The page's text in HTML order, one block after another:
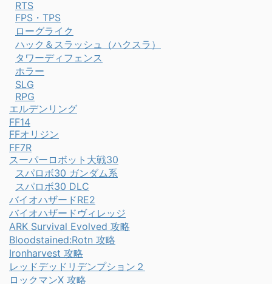
RTS
FPS・TPS
ローグライク
ハック＆スラッシュ（ハクスラ）
タワーディフェンス
ホラー
SLG
RPG
エルデンリング
FF14
FFオリジン
FF7R
スーパーロボット大戦30
スパロボ30 ガンダム系
スパロボ30 DLC
バイオハザードRE2
バイオハザードヴィレッジ
ARK Survival Evolved 攻略
Bloodstained:Rotn 攻略
Ironharvest 攻略
レッドデッドリデンプション２
ロックマンX 攻略